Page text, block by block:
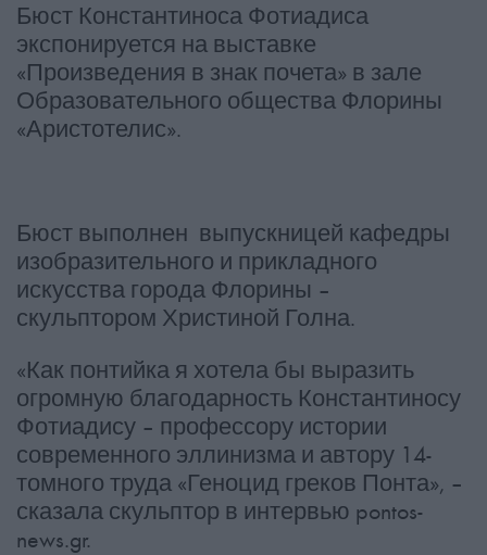
Бюст Константиноса Фотиадиса
экспонируется на выставке
«Произведения в знак почета» в зале
Образовательного общества Флорины
«Аристотелис».
Бюст выполнен выпускницей кафедры
изобразительного и прикладного
искусства города Флорины –
скульптором Христиной Голна.
«Как понтийка я хотела бы выразить
огромную благодарность Константиносу
Фотиадису – профессору истории
современного эллинизма и автору 14-
томного труда «Геноцид греков Понта», –
сказала скульптор в интервью pontos-
news.gr.